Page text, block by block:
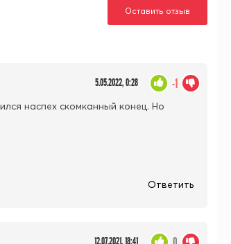
Оставить отзыв
5.05.2022, 0:28
наспех скомканный конец. Но
-1
Ответить
12.07.2021, 18:41